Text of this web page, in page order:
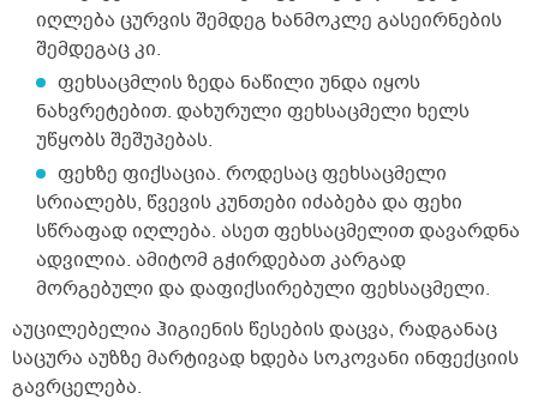
ჰყოფნის, მე იმავე საჭმელს ორ თეფშს ვჭამ
ხოლმე დიდი სიამოვნებით. ხილიც და
ბოსტნეულიც ძალიან მიყვარს, ხილის
ჩირებიც; ერთ ჭამაზე ნებისმიერ ცოცხალ
ხილს 1 კილოს მაინც ვჭამ, დღის
განმავლობაში შეიძლება 3 კილო ან ცოტა
მეტი ნებისმიერი ხილი შევჭამო. ერთ ჭამაზე
10 საშუალო ბანანიც მიჭამია, 12 საშუალო
ატამი, 10 საშუალო ფორთოხალი...
ბოსტნეულსაც საკმაოდ ბევრს ვჭამ.
მონელების პრობლემა საერთოდ არ
მაწუხებს. მაინტერესებს, ასეთი ძლიერი მადა
ჩემს შემთხვევაში კარგის ნიშანია თუ არა?
ამდენი ხილის მირთმევა
ჯანმრთელობისთვის სასარგებლოა თუ არა?
მე თავს ძალიან კარგად ვგრძნობ, ძალიან
ენერგიულადაც. თქვენი აზრი მაინტერესებს.
</p>
იღლება ცურვისშემდეგ ხანმოკლე გასეირნების
შემდეგაც კი.
ფეხსაცმლის ზედა ნაწილი უნდა იყოს
ნახვრეტებით. დახურული ფეხსაცმელი ხელს
უწყობს შეშუპებას.
ფეხზე ფიქსაცია. როდესაც ფეხსაცმელი
სრიალებს, წვევისკუნთები იძაბება და ფეხი
სწრაფად იღლება. ასეთფეხსაცმელითდავარდნა
ადვილია. ამიტომ გჭირდებათკარგად
მორგებული და დაფიქსირებული ფეხსაცმელი.
აუცილებელია ჰიგიენის წესების დაცვა, რადგანაც
საცურა აუზზე მარტივად ხდება სოკოვანი ინფექციის
გავრცელება.